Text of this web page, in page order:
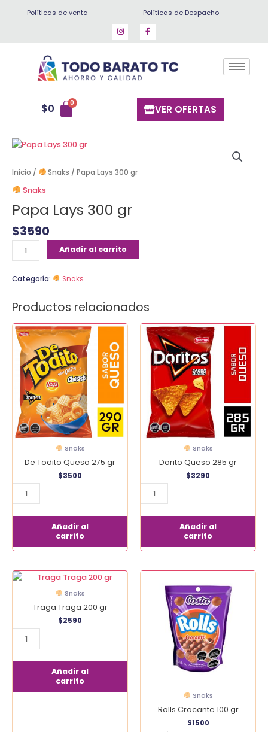
Políticas de venta Políticas de Despacho
$0 VER OFERTAS
Inicio / Snaks / Papa Lays 300 gr
Snaks
Papa Lays 300 gr
$3590
Papa
300
cantidad
Añadir al carrito
Categoría: Snaks
Productos relacionados
Snaks
De Todito Queso 275 gr
$3500
De
Todito
Queso
275
cantidad
Añadir al
carrito
Snaks
Dorito Queso 285 gr
$3290
Dorito
Queso
285
cantidad
Añadir al
carrito
Snaks
Traga Traga 200 gr
$2590
Traga
cantidad
Añadir al
carrito
Snaks
Rolls Crocante 100 gr
$1500
Crocante
cantidad